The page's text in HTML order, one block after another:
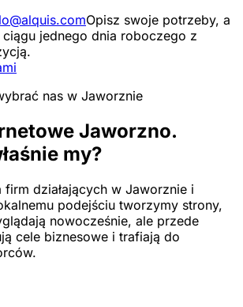
Opisz swoje potrzeby, a
jednego dnia roboczego z
nas w Jaworznie
Jaworzno.
my?
firm działających w Jaworznie i
podejściu tworzymy strony,
nowocześnie, ale przede
cele biznesowe i trafiają do